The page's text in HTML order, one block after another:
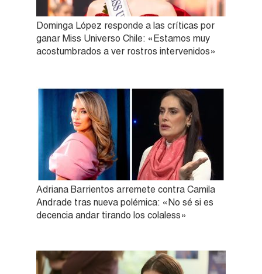
Dominga López responde a las críticas por
ganar Miss Universo Chile: «Estamos muy
acostumbrados a ver rostros intervenidos»
Adriana Barrientos arremete contra Camila
Andrade tras nueva polémica: «No sé si es
decencia andar tirando los colaless»